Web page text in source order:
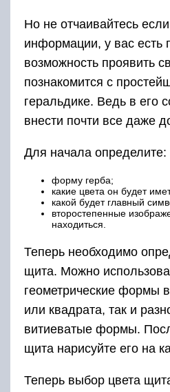
Но не отчаивайтесь
информации, у вас есть
возможность проявить
познакомится с
геральдике. Ведь в его
внести почти все даже
Для начала определите:
форму герба;
какие цвета он будет
какой будет главный
второстепенные
находиться.
Теперь необходимо
щита. Можно
геометрические формы
или квадрата, так и
витиеватые формы.
щита нарисуйте его на
Теперь выбор цвета